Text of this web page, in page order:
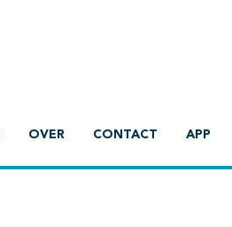
OVER CONTACT APP